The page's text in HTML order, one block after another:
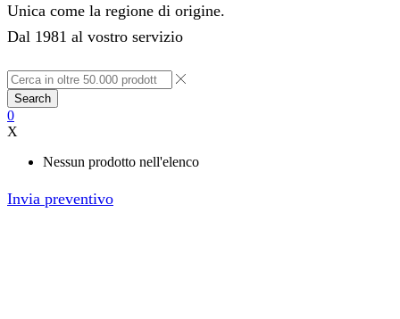
Unica come la regione di origine.
Dal 1981 al vostro servizio
Search
0
X
Nessun prodotto nell'elenco
Invia preventivo